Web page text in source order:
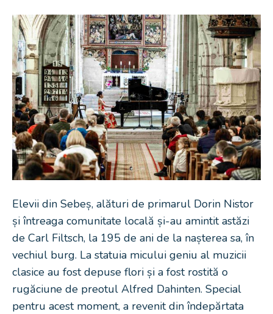
Elevii din Sebeș, alături de primarul Dorin Nistor
și întreaga comunitate locală și-au amintit astăzi
de Carl Filtsch, la 195 de ani de la nașterea sa, în
vechiul burg. La statuia micului geniu al muzicii
clasice au fost depuse flori și a fost rostită o
rugăciune de preotul Alfred Dahinten. Special
pentru acest moment, a revenit din îndepărtata